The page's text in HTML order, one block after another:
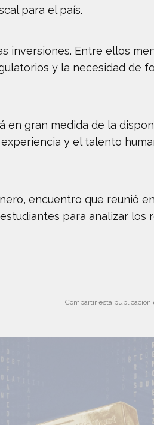
para el país.
inversiones. Entre ellos
y la necesidad de
en gran medida de la
y el talento
encuentro que reunió
para analizar los
Compartir esta publicación